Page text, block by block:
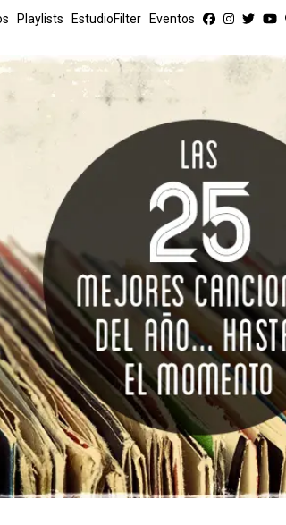
Playlists EstudioFilter Eventos